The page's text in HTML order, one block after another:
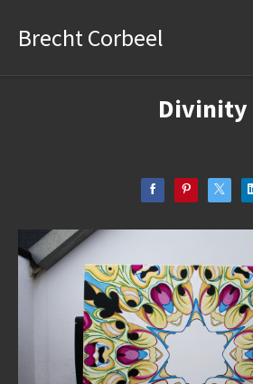
Brecht Corbeel
Divinity